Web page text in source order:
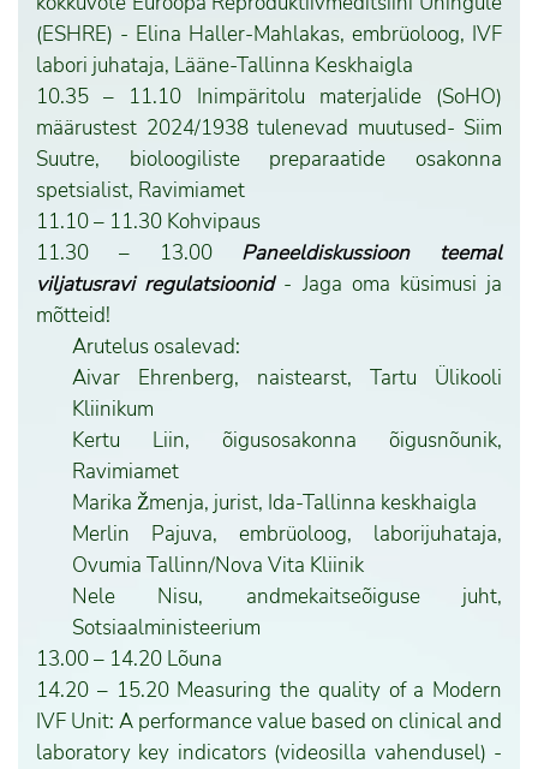
(ESHRE) - Elina Haller-Mahlakas, embrüoloog, IVF
labori juhataja, Lääne-Tallinna Keskhaigla
10.35 – 11.10 Inimpäritolu materjalide (SoHO)
määrustest 2024/1938 tulenevad muutused- Siim
Suutre, bioloogiliste preparaatide osakonna
spetsialist, Ravimiamet
11.10 – 11.30 Kohvipaus
11.30 – 13.00 Paneeldiskussioon teemal
viljatusravi regulatsioonid- Jaga oma küsimusi ja
mõtteid!
Arutelus osalevad:
Aivar Ehrenberg, naistearst, Tartu Ülikooli
Kliinikum
Kertu Liin, õigusosakonna õigusnõunik,
Ravimiamet
Marika Žmenja, jurist, Ida-Tallinna keskhaigla
Merlin Pajuva, embrüoloog, laborijuhataja,
Ovumia Tallinn/Nova Vita Kliinik
Nele Nisu, andmekaitseõiguse juht,
Sotsiaalministeerium
13.00 – 14.20 Lõuna
14.20 – 15.20 Measuring the quality of a Modern
IVF Unit: A performance value based on clinical and
laboratory key indicators (videosilla vahendusel) -